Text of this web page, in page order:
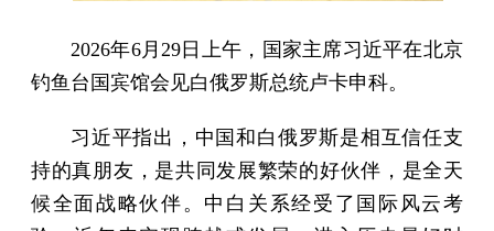
2026年6月29日上午，国家主席习近平在北京
钓鱼台国宾馆会见白俄罗斯总统卢卡申科。
习近平指出，中国和白俄罗斯是相互信任支
持的真朋友，是共同发展繁荣的好伙伴，是全天
候全面战略伙伴。中白关系经受了国际风云考